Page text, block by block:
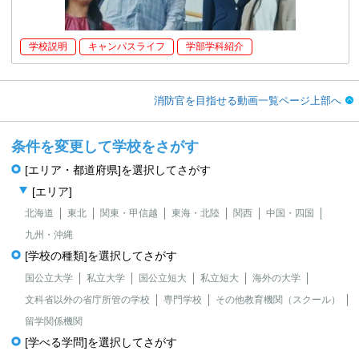
学校説明 キャンパスライフ 学部学科紹介
消防官を目指せる動画一覧ページ上部へ
条件を変更して学校をさがす
[エリア・都道府県]を選択してさがす
[エリア]
北海道 東北 関東・甲信越 東海・北陸 関西
中国・四国
九州・沖縄
[学校の種類]を選択してさがす
国公立大学 私立大学 国公立短大 私立短大
海外の大学
文科省以外の省庁所管の学校
専門学校
その他教育機関（スクール）
留学関係機関
[学べる学問]を選択してさがす